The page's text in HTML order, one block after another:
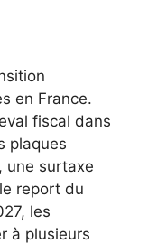
en France.
fiscal dans
plaques
une surtaxe
report du
les
à plusieurs